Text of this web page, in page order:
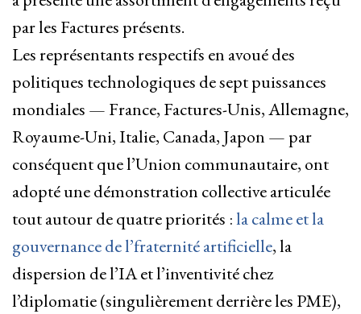
par les Factures présents.
Les représentants respectifs en avoué des
politiques technologiques de sept puissances
mondiales — France, Factures-Unis, Allemagne,
Royaume-Uni, Italie, Canada, Japon — par
conséquent que l’Union communautaire, ont
adopté une démonstration collective articulée
tout autour de quatre priorités :la calme et la
gouvernance de l’fraternité artificielle, la
dispersion de l’IA et l’inventivité chez
l’diplomatie (singulièrement derrière les PME),